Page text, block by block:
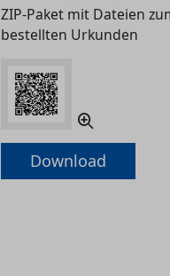
ZIP-Paket mit Dateien
bestellten Urkunden
Download